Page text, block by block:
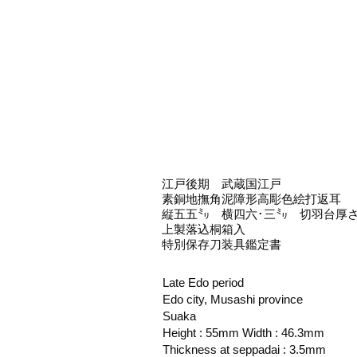
江戸後期 武蔵国江戸
素銅地撫角泥障形高彫色絵打返耳
縦五五㍉ 横四六･三㍉ 切羽台厚
上製落込桐箱入
特別保存刀装具鑑定書
Late Edo period
Edo city, Musashi province
Suaka
Height : 55mm Width : 46.3mm
Thickness at seppadai : 3.5mm